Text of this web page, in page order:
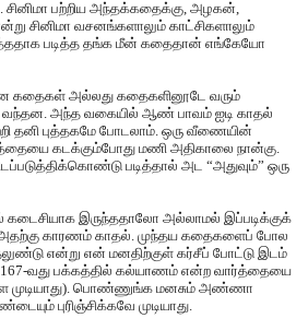
பற்றிய அந்தக்கதைக்கு, அழகன்,
சினிமா வசனங்களாலும் காட்சிகளாலும்
படித்த தங்க மீன் கதைதான் எங்கேயோ
கதைகள் அல்லது கதைகளினூடே வரும்
வந்தன. அந்த வகையில் ஆண் பாவம் ஐடி காதல்
தனி புத்தகமே போடலாம். ஒரு வீணையின்
கடக்கும்போது மணி அதிகாலை நான்கு.
படித்தால் அட “அதுவும்” ஒரு
கடைசியாக இருந்ததாலோ அல்லாமல் இப்படிக்குக்
அதற்கு காரணம் காதல். முந்தய கதைகளைப் போல
என்று என் மனதிற்குள் கர்சீப் போட்டு இடம்
167-வது பக்கத்தில் கல்யாணம் என்ற வார்த்தையை
முடியாது). பொண்ணுங்க மனசும் அண்ணா
புரிஞ்சிக்கவே முடியாது.